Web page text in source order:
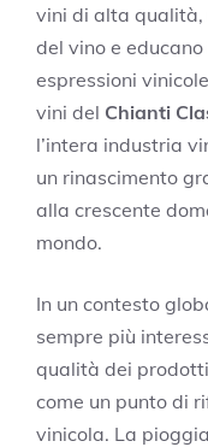
vini di alta qualità,
del vino e
espressioni
vini del Chianti
l’intera industria
un rinascimento
alla crescente
mondo.
In un contesto
sempre più
qualità dei
come un punto di
vinicola. La